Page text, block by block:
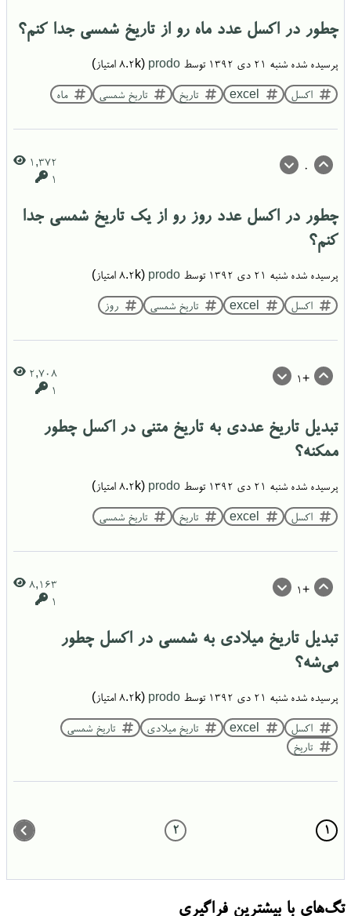
تگ‌های با بیشترین فراگیری
چطور در اکسل عدد ماه رو از تاریخ شمسی جدا کنم؟
پرسیده شده شنبه ۲۱ دی ۱۳۹۲ توسط prodo
(
8.2k امتیاز)
اکسل excel تاریخ تاریخ شمسی ماه
0
1,372
1
چطور در اکسل عدد روز رو از یک تاریخ شمسی جدا
کنم؟
پرسیده شده شنبه ۲۱ دی ۱۳۹۲ توسط prodo
(
8.2k امتیاز)
اکسل excel تاریخ شمسی روز
+1
2,708
1
تبدیل تاریخ عددی به تاریخ متنی در اکسل چطور
ممکنه؟
پرسیده شده شنبه ۲۱ دی ۱۳۹۲ توسط prodo
(
8.2k امتیاز)
اکسل excel تاریخ تاریخ شمسی
+1
8,163
1
تبدیل تاریخ میلادی به شمسی در اکسل چطور
می‌شه؟
پرسیده شده شنبه ۲۱ دی ۱۳۹۲ توسط prodo
(
8.2k امتیاز)
اکسل excel تاریخ میلادی
تاریخ شمسی
تاریخ
1
2